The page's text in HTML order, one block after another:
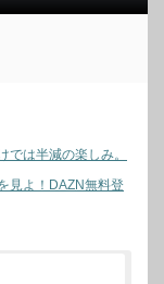
は半減の楽しみ。
見よ！DAZN無料登